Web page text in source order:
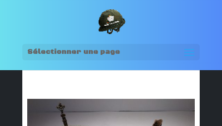
Sélectionner une page